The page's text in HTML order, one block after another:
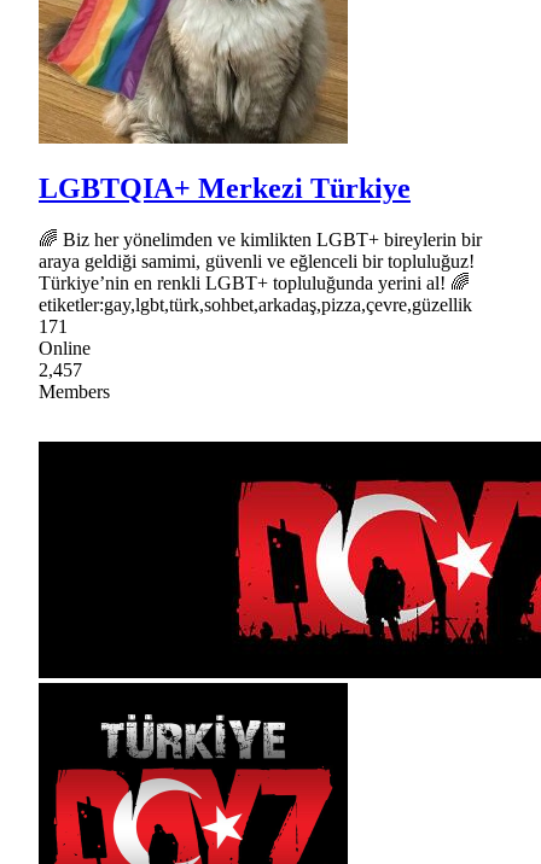
LGBTQIA+ Merkezi Türkiye
🌈 Biz her yönelimden ve kimlikten LGBT+ bireylerin bir
araya geldiği samimi, güvenli ve eğlenceli bir topluluğuz!
Türkiye’nin en renkli LGBT+ topluluğunda yerini al! 🌈
etiketler:gay,lgbt,türk,sohbet,arkadaş,pizza,çevre,güzellik
171
Online
2,457
Members